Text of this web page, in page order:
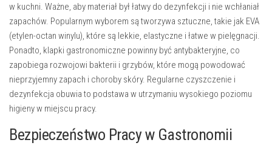
w kuchni. Ważne, aby materiał był łatwy do dezynfekcji i nie wchłaniał
zapachów. Popularnym wyborem są tworzywa sztuczne, takie jak EVA
(etylen-octan winylu), które są lekkie, elastyczne i łatwe w pielęgnacji.
Ponadto, klapki gastronomiczne powinny być antybakteryjne, co
zapobiega rozwojowi bakterii i grzybów, które mogą powodować
nieprzyjemny zapach i choroby skóry. Regularne czyszczenie i
dezynfekcja obuwia to podstawa w utrzymaniu wysokiego poziomu
higieny w miejscu pracy.
Bezpieczeństwo Pracy w Gastronomii